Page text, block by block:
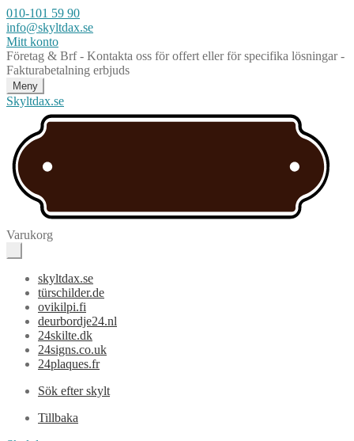
010-101 59 90
info@skyltdax.se
Mitt konto
Företag & Brf - Kontakta oss för offert eller för specifika lösningar -
Fakturabetalning erbjuds
Meny
Skyltdax.se
Varukorg
skyltdax.se
türschilder.de
ovikilpi.fi
deurbordje24.nl
24skilte.dk
24signs.co.uk
24plaques.fr
Sök efter skylt
Tillbaka